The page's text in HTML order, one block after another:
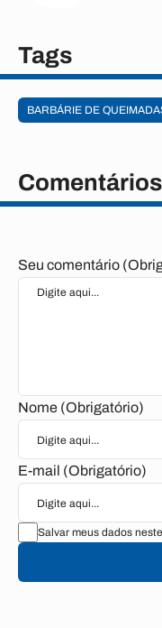
Tags
BARBÁRIE DE
Comentários
Seu comentário
Nome (Obrigatório)
E-mail (Obrigatório)
Salvar meus dados